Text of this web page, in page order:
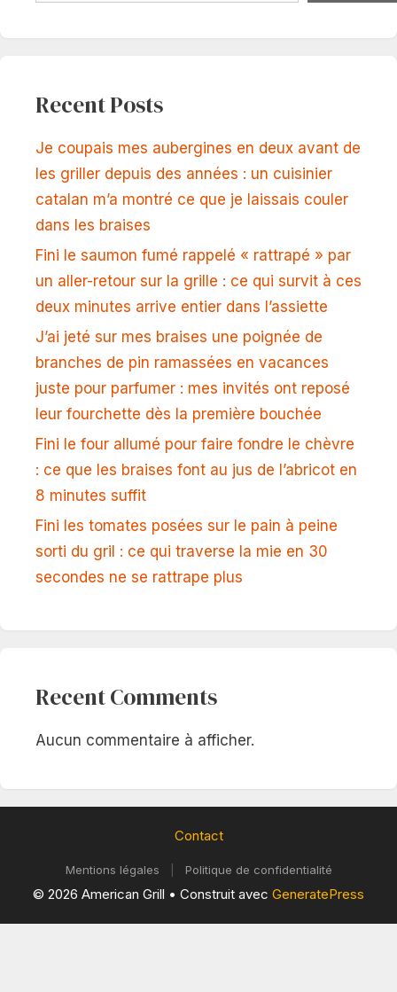
Recent Posts
Je coupais mes aubergines en deux avant de
les griller depuis des années : un cuisinier
catalan m’a montré ce que je laissais couler
dans les braises
Fini le saumon fumé rappelé « rattrapé » par
un aller-retour sur la grille : ce qui survit à ces
deux minutes arrive entier dans l’assiette
J’ai jeté sur mes braises une poignée de
branches de pin ramassées en vacances
juste pour parfumer : mes invités ont reposé
leur fourchette dès la première bouchée
Fini le four allumé pour faire fondre le chèvre
: ce que les braises font au jus de l’abricot en
8 minutes suffit
Fini les tomates posées sur le pain à peine
sorti du gril : ce qui traverse la mie en 30
secondes ne se rattrape plus
Recent Comments
Aucun commentaire à afficher.
Contact
Mentions légales Politique de confidentialité
© 2026 American Grill • Construit avec GeneratePress